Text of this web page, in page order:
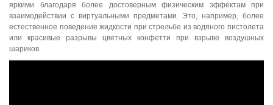
яркими благодаря более достоверным физическим эффектам при
взаимодействии с виртуальными предметами. Это, например, более
естественное поведение жидкости при стрельбе из водяного пистолета
или красивые разрывы цветных конфетти при взрыве воздушных
шариков.